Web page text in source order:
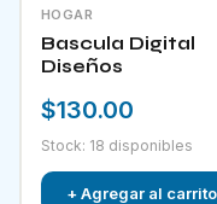
HOGAR
Bascula Digital
Diseños
$130.00
Stock: 18 disponibles
+ Agregar al carrito